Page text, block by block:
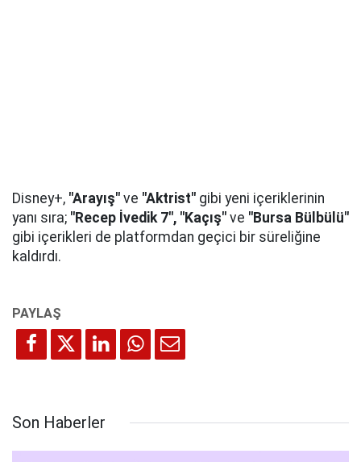
Disney+, "Arayış" ve "Aktrist" gibi yeni içeriklerinin
yanı sıra; "Recep İvedik 7", "Kaçış" ve "Bursa Bülbülü"
gibi içerikleri de platformdan geçici bir süreliğine
kaldırdı.
Son Haberler